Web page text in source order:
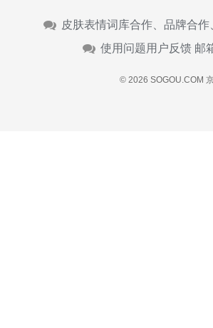
皮肤表情词库合作、品牌合
使用问题用户反馈 邮
© 2026 SOGOU.COM